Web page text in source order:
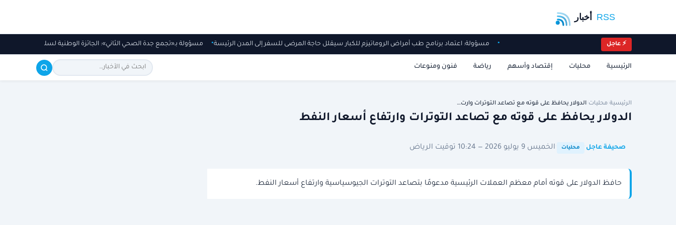
⚡ عاجل مسؤولة: اعتماد برنامج طب أمراض الروماتيزم للكبار سيقلل حاجة المرضى للسفر إلى المدن الرئيسة مسؤولة بـ«تجمع جدة الصحي الثاني»: الجائزة الوطنية لسلامة المرضى
الرئيسية محليات إقتصاد وأسهم رياضة فنون ومنوعات
الرئيسية محليات الدولار يحافظ على قوته مع تصاعد التوترات وارت…
الدولار يحافظ على قوته مع تصاعد التوترات وارتفاع أسعار النفط
صحيفة عاجل محليات الخميس 9 يوليو 2026 — 10:24 توقيت الرياض
حافظ الدولار على قوته أمام معظم العملات الرئيسية مدعومًا بتصاعد التوترات الجيوسياسية وارتفاع أسعار النفط.